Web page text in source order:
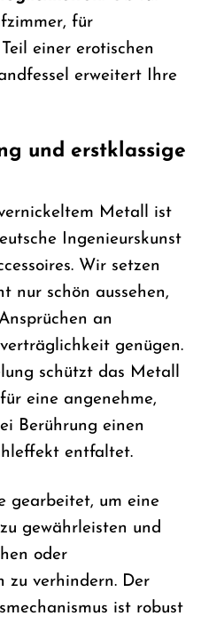
für
einer erotischen
erweitert Ihre
und erstklassige
Metall ist
Ingenieurskunst
Wir setzen
nur schön aussehen,
an
genügen.
schützt das Metall
eine angenehme,
Berührung einen
entfaltet.
gearbeitet, um eine
gewährleisten und
oder
zu verhindern. Der
ist robust